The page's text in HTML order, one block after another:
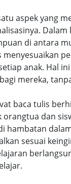
aspek yang
di antara
menyesuaikan
anak. Hal
mereka,
baca tulis
orangtua dan
hambatan
sesuai